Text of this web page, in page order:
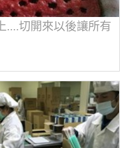
....切開來以後讓所有